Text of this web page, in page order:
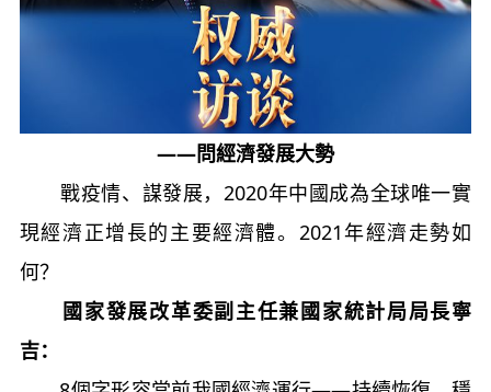
——問經濟發展大勢
戰疫情、謀發展，2020年中國成為全球唯一實
現經濟正增長的主要經濟體。2021年經濟走勢如
何？
國家發展改革委副主任兼國家統計局局長寧
吉：